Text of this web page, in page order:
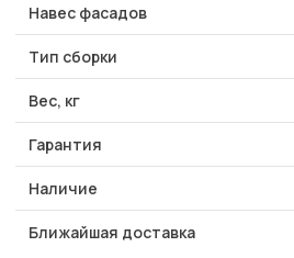
Навес фасадов
Тип сборки
Вес, кг
Гарантия
Наличие
Ближайшая доставка